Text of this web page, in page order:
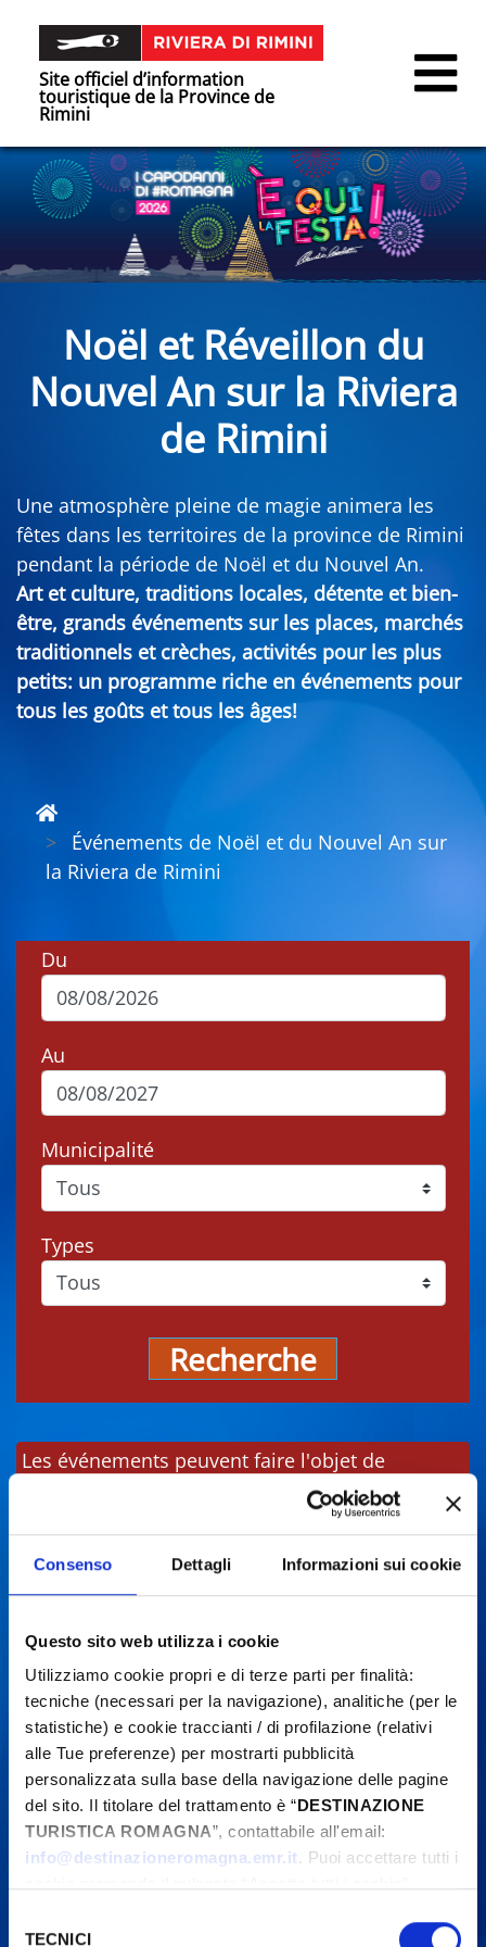
Consenso Dettagli Informazioni sui cookie
Questo sito web utilizza i cookie
Utilizziamo cookie propri e di terze parti per finalità:
tecniche (necessari per la navigazione), analitiche (per le
statistiche) e cookie traccianti / di profilazione (relativi
alle Tue preferenze) per mostrarti pubblicità
personalizzata sulla base della navigazione delle pagine
del sito. Il titolare del trattamento è “DESTINAZIONE
TURISTICA ROMAGNA”, contattabile all'email:
info@destinazioneromagna.emr.it. Puoi accettare tutti i
gestire le tue preferenze facendo clic su “Personalizza”.
delTECNICI
Site officiel d’information
touristique de la Province de
Rimini
Noël et Réveillon du
Nouvel An sur la Riviera
de Rimini
Une atmosphère pleine de magie animera les
fêtes dans les territoires de la province de Rimini
pendant la période de Noël et du Nouvel An.
Art et culture, traditions locales, détente et bien-
être, grands événements sur les places, marchés
traditionnels et crèches, activités pour les plus
petits: un programme riche en événements pour
tous les goûts et tous les âges!
Événements de Noël et du Nouvel An sur
la Riviera de Rimini
Du
Au
Municipalité
Types
Recherche
Les événements peuvent faire l'objet de
modifications. Contactez toujours les
organisateurs avant de vous rendre sur place.